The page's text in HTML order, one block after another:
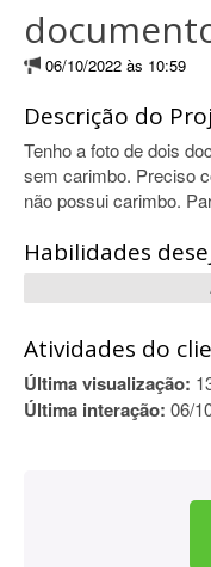
06/10/2022 às 10:59
Descrição do
Tenho a foto de dois
sem carimbo. Preciso
não possui carimbo.
Habilidades
Atividades do
Última visualização:
Última interação: 06/